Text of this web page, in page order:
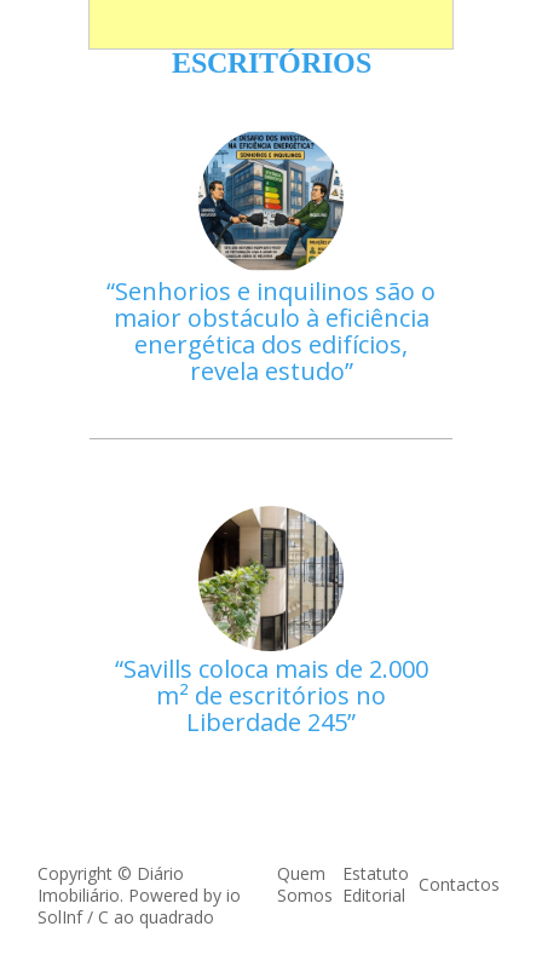
ESCRITÓRIOS
Senhorios e inquilinos são o
maior obstáculo à eficiência
energética dos edifícios,
revela estudo
Savills coloca mais de 2.000
m² de escritórios no
Liberdade 245
Copyright © Diário
Imobiliário. Powered by io
SolInf/ C ao quadrado
Quem
Somos
Estatuto
Editorial
Contactos